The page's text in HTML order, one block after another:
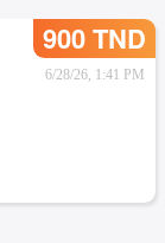
900 TND
6/28/26, 1:41 PM